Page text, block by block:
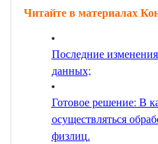
Читайте в материалах
Последние
данных;
Готовое решение: В
осуществляться
физлиц.